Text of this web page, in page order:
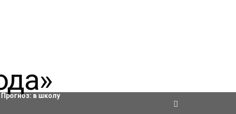
Актировки
Прогноз: в школу